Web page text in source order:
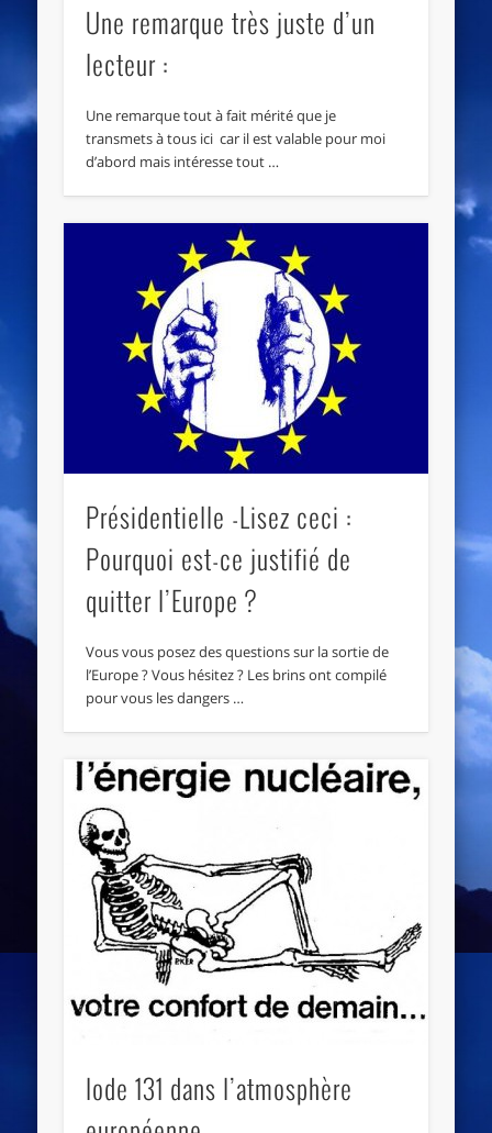
Une remarque très juste d’un
lecteur :
Une remarque tout à fait mérité que je
transmets à tous ici car il est valable pour moi
d’abord mais intéresse tout …
Présidentielle -Lisez ceci :
Pourquoi est-ce justifié de
quitter l’Europe ?
Vous vous posez des questions sur la sortie de
l’Europe ? Vous hésitez ? Les brins ont compilé
pour vous les dangers …
Iode 131 dans l’atmosphère